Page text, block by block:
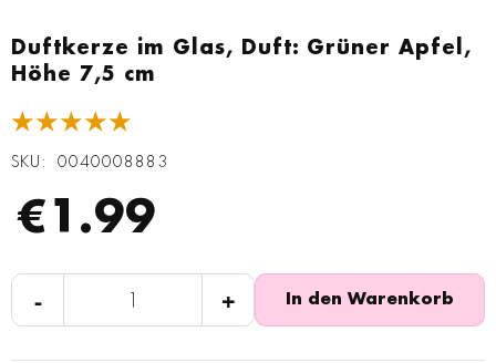
Duftkerze im Glas, Duft: Grüner Apfel,
Höhe 7,5 cm
★★★★★
SKU 0040008883
€1.99
- + In den Warenkorb
Anfang
der
springen